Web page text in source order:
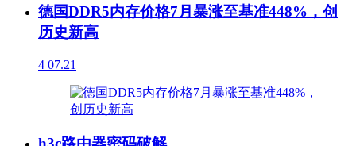
德国DDR5内存价格7月暴涨至基准448%，创
历史新高
4 07.21